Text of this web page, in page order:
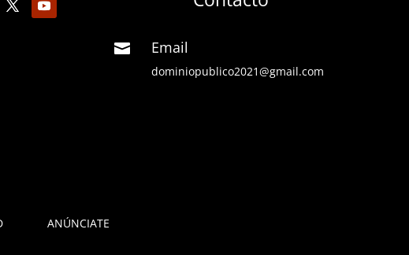
 Email
dominiopublico2021@gmail.com
ANÚNCIATE